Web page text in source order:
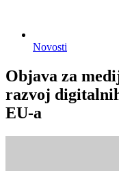
Novosti
Objava za
razvoj
EU-a